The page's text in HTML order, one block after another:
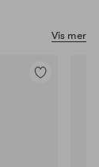
Vis mer
Legg